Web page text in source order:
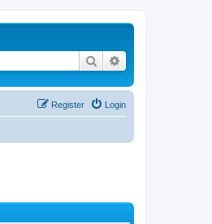
Search
Login
Register